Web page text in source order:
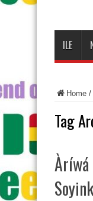
ILE
Home /
Tag
Àríwá